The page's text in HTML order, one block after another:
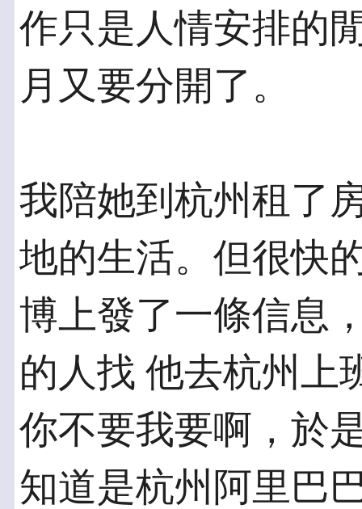
作只是人情安排的
月又要分開了。
我陪她到杭州租了
地的生活。但很快
博上發了一條信息
的人找 他去杭州上
你不要我要啊，於
知道是杭州阿里巴